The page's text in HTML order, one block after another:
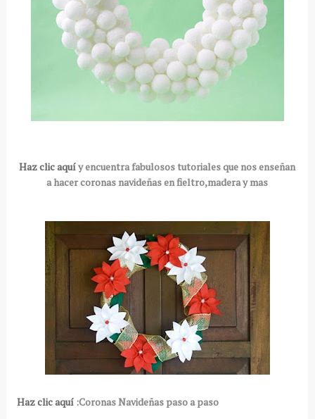
Haz clic aquíy encuentra fabulosos tutoriales que nos enseñan
a hacer coronas navideñas en fieltro,madera y mas
Haz clic aquí :Coronas Navideñas paso a paso